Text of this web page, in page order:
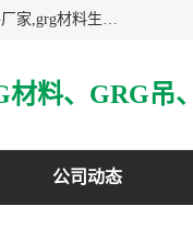
主营广东grg厂家,广东grc厂家,grg材料,grc材料,grg厂家,grc厂家,grg吊顶,grg造型,grg构件,grc构件,grc线条,grc构件厂家,grg材料生产厂家,grg材料定制,uhpc,uhpc厂家,uhpc外墙挂板,uhpc镂空幕墙板,3万平方厂房,如果您对我公司的产品服务感兴趣,请联系我们.
公司动态